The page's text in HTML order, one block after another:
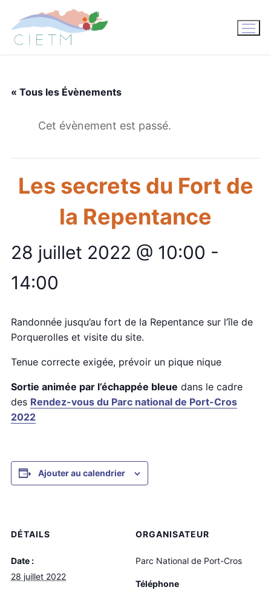
contenu
« Tous les Évènements
Cet évènement est passé.
Les secrets du Fort de
la Repentance
28 juillet 2022 @ 10:00 -
14:00
Randonnée jusqu’au fort de la Repentance sur l’île de
Porquerolles et visite du site.
Tenue correcte exigée, prévoir un pique nique
Sortie animée par l’échappée bleue dans le cadre
des Rendez-vous du Parc national de Port-Cros
2022
Ajouter au calendrier
DÉTAILS
Date :
28 juillet 2022
ORGANISATEUR
Parc National de Port-Cros
Téléphone